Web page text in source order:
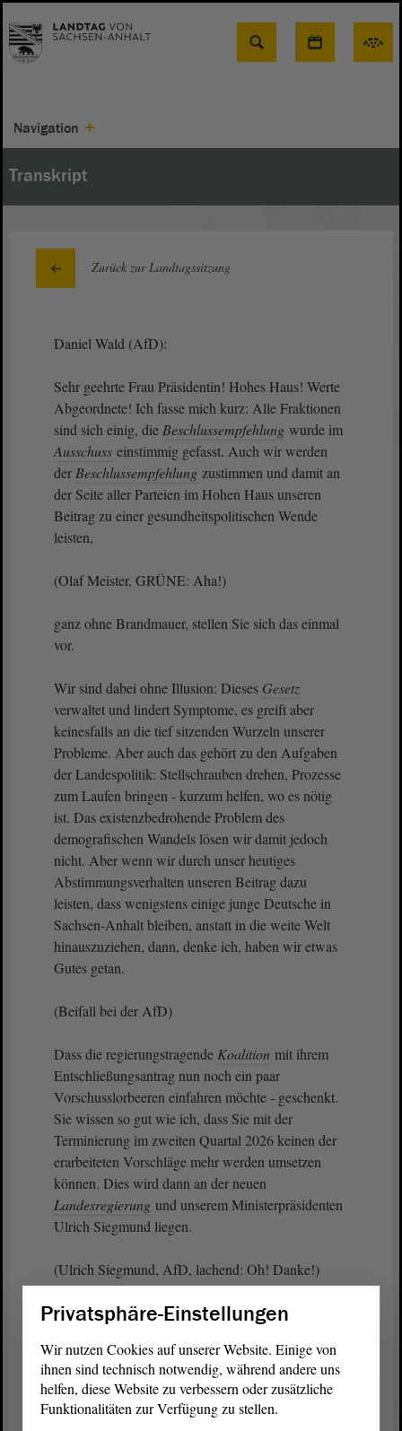
Suche
Navigation
Transkript
Zurück zur Landtagssitzung
Daniel Wald (AfD):
Sehr geehrte Frau Präsidentin! Hohes Haus! Werte
Abgeordnete! Ich fasse mich kurz: Alle Fraktionen
sind sich einig, die Beschlussempfehlung wurde im
Ausschuss einstimmig gefasst. Auch wir werden
der Beschlussempfehlung zustimmen und damit an
der Seite aller Parteien im Hohen Haus unseren
Beitrag zu einer gesundheitspolitischen Wende
leisten,
(Olaf Meister, GRÜNE: Aha!)
ganz ohne Brandmauer, stellen Sie sich das einmal
vor.
Wir sind dabei ohne Illusion: Dieses Gesetz
verwaltet und lindert Symptome, es greift aber
keinesfalls an die tief sitzenden Wurzeln unserer
Probleme. Aber auch das gehört zu den Aufgaben
der Landespolitik: Stellschrauben drehen, Prozesse
zum Laufen bringen - kurzum helfen, wo es nötig
ist. Das existenzbedrohende Problem des
demografischen Wandels lösen wir damit jedoch
nicht. Aber wenn wir durch unser heutiges
Abstimmungsverhalten unseren Beitrag dazu
leisten, dass wenigstens einige junge Deutsche in
Sachsen-Anhalt bleiben, anstatt in die weite Welt
hinauszuziehen, dann, denke ich, haben wir etwas
Gutes getan.
(Beifall bei der AfD)
Dass die regierungstragende Koalition mit ihrem
Entschließungsantrag nun noch ein paar
Vorschusslorbeeren einfahren möchte - geschenkt.
Sie wissen so gut wie ich, dass Sie mit der
Terminierung im zweiten Quartal 2026 keinen der
erarbeiteten Vorschläge mehr werden umsetzen
können. Dies wird dann an der neuen
Landesregierung und unserem Ministerpräsidenten
Ulrich Siegmund liegen.
(Ulrich Siegmund, AfD, lachend: Oh! Danke!)
Für uns ist das kein Problem, im Gegenteil. Wir
für die Schulgeldfreiheit auch bei Ihnen auf ein
offenes Ohr gestoßen ist.
(Kathrin Tarricone, FDP: Gestoßen sind!)
Privatsphäre-Einstellungen
Wir nutzen Cookies auf unserer Website. Einige von
ihnen sind technisch notwendig, während andere uns
helfen, diese Website zu verbessern oder zusätzliche
Funktionalitäten zur Verfügung zu stellen.